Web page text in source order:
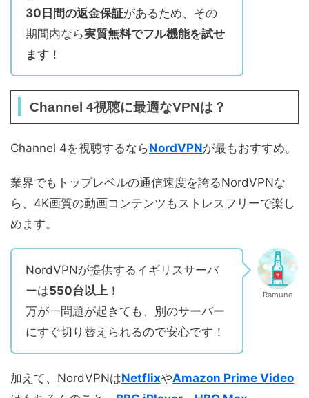
30日間の返金保証があるため、その
期間内なら実質無料でフル機能を試せ
ます ！
Channel 4視聴に最適なVPNは？
Channel 4を視聴するならNordVPNが最もおすすめ。
業界でもトップレベルの通信速度を誇るNordVPNな
ら、4K画質の動画コンテンツもストレスフリーで楽し
めます。
NordVPNが提供するイギリスサーバ
ーは550台以上 ！
万が一問題が起きても、別のサーバー
にすぐ切り替えられるので安心です！
Ramune
加えて、NordVPNはNetflixやAmazon Prime Video